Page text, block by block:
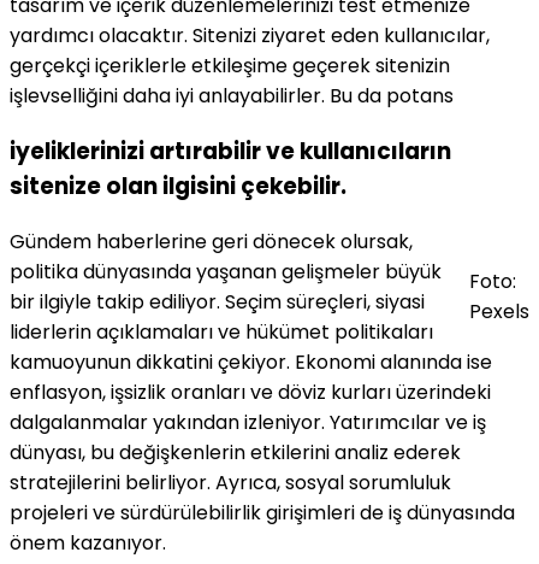
tasarım ve içerik düzenlemelerinizi test etmenize
yardımcı olacaktır. Sitenizi ziyaret eden kullanıcılar,
gerçekçi içeriklerle etkileşime geçerek sitenizin
işlevselliğini daha iyi anlayabilirler. Bu da potans
iyeliklerinizi artırabilir ve kullanıcıların
sitenize olan ilgisini çekebilir.
Foto:
Pexels
Gündem haberlerine geri dönecek olursak,
politika dünyasında yaşanan gelişmeler büyük
bir ilgiyle takip ediliyor. Seçim süreçleri, siyasi
liderlerin açıklamaları ve hükümet politikaları
kamuoyunun dikkatini çekiyor. Ekonomi alanında ise
enflasyon, işsizlik oranları ve döviz kurları üzerindeki
dalgalanmalar yakından izleniyor. Yatırımcılar ve iş
dünyası, bu değişkenlerin etkilerini analiz ederek
stratejilerini belirliyor. Ayrıca, sosyal sorumluluk
projeleri ve sürdürülebilirlik girişimleri de iş dünyasında
önem kazanıyor.